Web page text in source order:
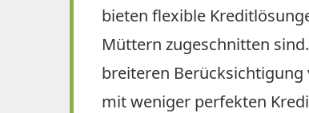
bieten flexible
Müttern zugeschnitten
breiteren
mit weniger perfekten